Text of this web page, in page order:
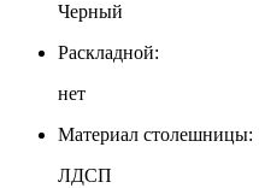
Черный
Раскладной:
нет
Материал столешницы:
ЛДСП